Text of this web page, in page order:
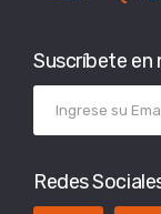
Suscríbete en
Redes